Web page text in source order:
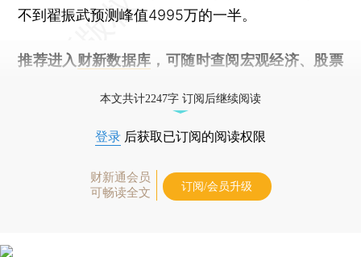
不到翟振武预测峰值4995万的一半。
推荐进入 财新数据库 ，可随时查阅宏观经济、股票
本文共计2247字 订阅后继续阅读
登录 后获取已订阅的阅读权限
财新通会员
可畅读全文
订阅/会员升级